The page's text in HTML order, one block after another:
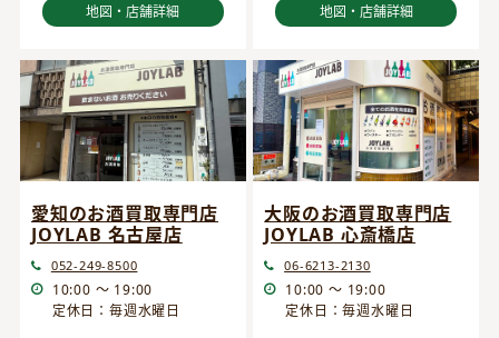
地図・店舗詳細 地図・店舗詳細
愛知のお酒買取専門店
JOYLAB 名古屋店
052-249-8500
10:00 ～ 19:00
定休日：毎週水曜日
大阪のお酒買取専門店
JOYLAB 心斎橋店
06-6213-2130
10:00 ～ 19:00
定休日：毎週水曜日